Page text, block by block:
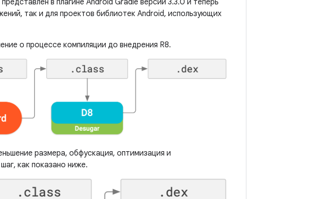
представлен в плагине Android Gradle версии 3.3.0 и теперь
так и для проектов библиотек Android, использующих
о процессе компиляции до внедрения R8.
размера, обфускация, оптимизация и
как показано ниже.